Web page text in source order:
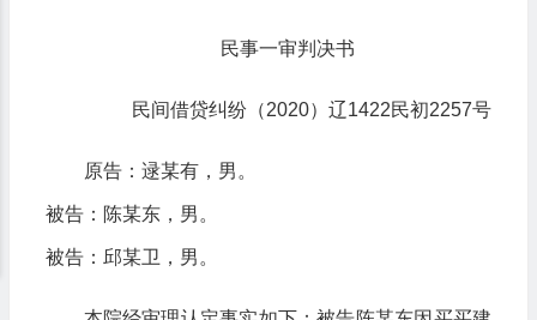
民事一审判决书
民间借贷纠纷（2020）辽1422民初2257号
原告：逯某有，男。
被告：陈某东，男。
被告：邱某卫，男。